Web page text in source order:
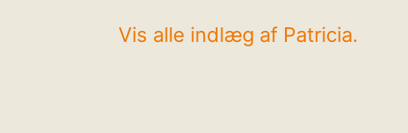
Vis alle indlæg af Patricia.